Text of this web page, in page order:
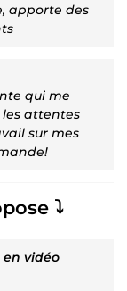
apporte des
qui me
attentes
sur mes
⤵️
vidéo